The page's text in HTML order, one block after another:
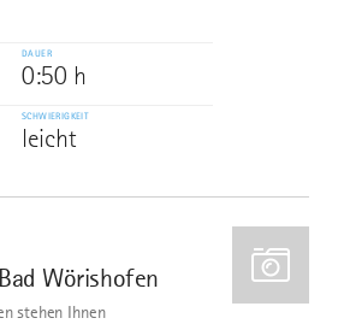
DAUER
0:50 h
SCHWIERIGKEIT
leicht
Wörishofen
stehen Ihnen